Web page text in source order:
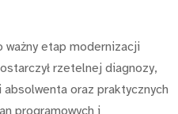
ważny etap modernizacji
rzetelnej diagnozy,
oraz praktycznych
programowych i